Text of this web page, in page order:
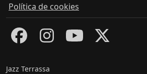
Política de cookies
Jazz Terrassa